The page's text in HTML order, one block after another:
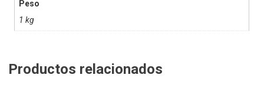
Peso
1 kg
Productos relacionados